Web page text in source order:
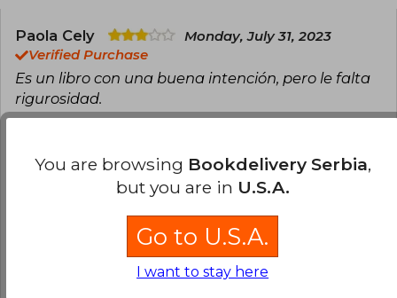
Paola Cely
Monday, July 31, 2023
Verified Purchase
Es un libro con una buena intención, pero le falta
rigurosidad.
This review is useful It is not useful
Have you read this book? Login
You are browsing Bookdelivery Serbia,
but you are in U.S.A.
Go to U.S.A.
I want to stay here